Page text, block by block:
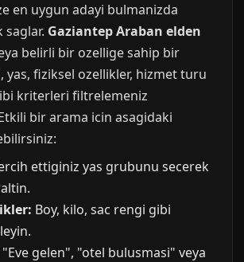
en uygun adayi bulmanizda
saglar. Gaziantep Araban elden
belirli bir ozellige sahip bir
yas, fiziksel ozellikler, hizmet turu
kriterleri filtrelemeniz
bir arama icin asagidaki
ettiginiz yas grubunu secerek
Boy, kilo, sac rengi gibi
"Eve gelen", "otel bulusmasi" veya